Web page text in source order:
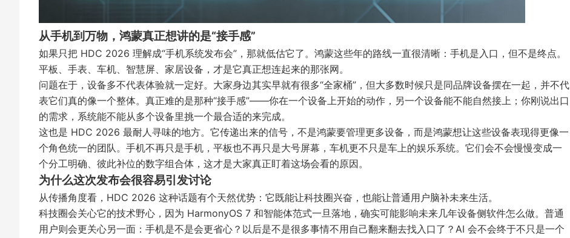
从手机到万物，鸿蒙真正想讲的是“接手感”
如果只把 HDC 2026 理解成“手机系统发布会”，那就低估它了。鸿蒙这些年的路线一直很清晰：手机是入口，但不是终点。
平板、手表、车机、智慧屏、家居设备，才是它真正想连起来的那张网。
问题在于，设备多不代表体验就一定好。大家身边其实早就有很多“全家桶”，但大多数时候只是同品牌设备摆在一起，并不代
表它们真的像一个整体。真正难的是那种“接手感”——你在一个设备上开始的动作，另一个设备能不能自然接上；你刚说出口
的需求，系统能不能从多个设备里挑一个最合适的来完成。
这也是 HDC 2026 最耐人寻味的地方。它传递出来的信号，不是鸿蒙要管理更多设备，而是鸿蒙想让这些设备表现得更像一
个角色统一的团队。手机不再只是手机，平板也不再只是大号屏幕，车机更不只是车上的娱乐系统。它们会不会慢慢变成一
个分工明确、彼此补位的数字组合体，这才是大家真正盯着这场会看的原因。
为什么这次发布会很容易引发讨论
从传播角度看，HDC 2026 这种话题有个天然优势：它既能让科技圈兴奋，也能让普通用户脑补未来生活。
科技圈会关心它的技术野心，因为 HarmonyOS 7 和智能体范式一旦落地，确实可能影响未来几年设备侧软件怎么做。普通
用户则会更关心另一面：手机是不是会更省心？以后是不是很多事情不用自己翻来翻去找入口了？AI 会不会终于不只是一个